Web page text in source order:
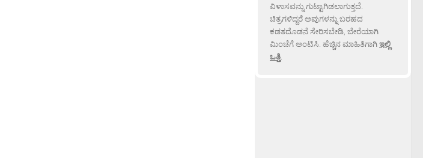
ವಿಳಾಸವನ್ನು ಗುಟ್ಟಾಗಿಡಲಾಗುತ್ತದೆ.
ಚಿತ್ರಗಳಿದ್ದರೆ ಅವುಗಳನ್ನು ಬರಹದ
ಕಡತದೊಡನೆ ಸೇರಿಸಬೇಡಿ, ಬೇರೆಯಾಗಿ
ಮಿಂಚೆಗೆ ಅಂಟಿಸಿ. ಹೆಚ್ಚಿನ ಮಾಹಿತಿಗಾಗಿಇಲ್ಲಿ
ಒತ್ತಿ.